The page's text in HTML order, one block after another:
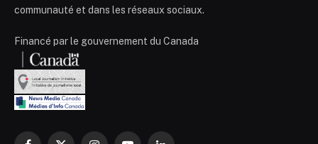
communauté et dans les réseaux sociaux.
Financé par le gouvernement du Canada